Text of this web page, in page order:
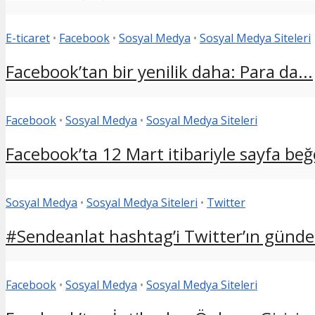
E-ticaret • Facebook • Sosyal Medya • Sosyal Medya Siteleri
Facebook’tan bir yenilik daha: Para da...
Facebook • Sosyal Medya • Sosyal Medya Siteleri
Facebook’ta 12 Mart itibariyle sayfa
Sosyal Medya • Sosyal Medya Siteleri • Twitter
#Sendeanlat hashtag’i Twitter’ın
Facebook • Sosyal Medya • Sosyal Medya Siteleri